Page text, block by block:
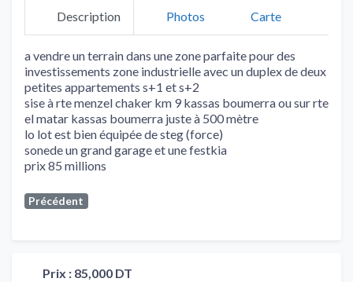
Description Photos Carte
a vendre un terrain dans une zone parfaite pour des
investissements zone industrielle avec un duplex de deux
petites appartements s+1 et s+2
sise à rte menzel chaker km 9 kassas boumerra ou sur rte
el matar kassas boumerra juste à 500 mètre
lo lot est bien équipée de steg (force)
sonede un grand garage et une festkia
prix 85 millions
Précédent
Prix : 85,000 DT